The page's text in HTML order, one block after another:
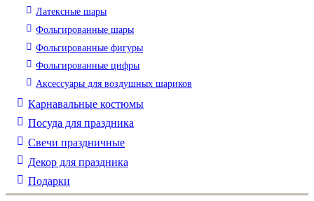
Латексные шары
Фольгированные шары
Фольгированные фигуры
Фольгированные цифры
Аксессуары для воздушных шариков
Карнавальные костюмы
Посуда для праздника
Свечи праздничные
Декор для праздника
Подарки